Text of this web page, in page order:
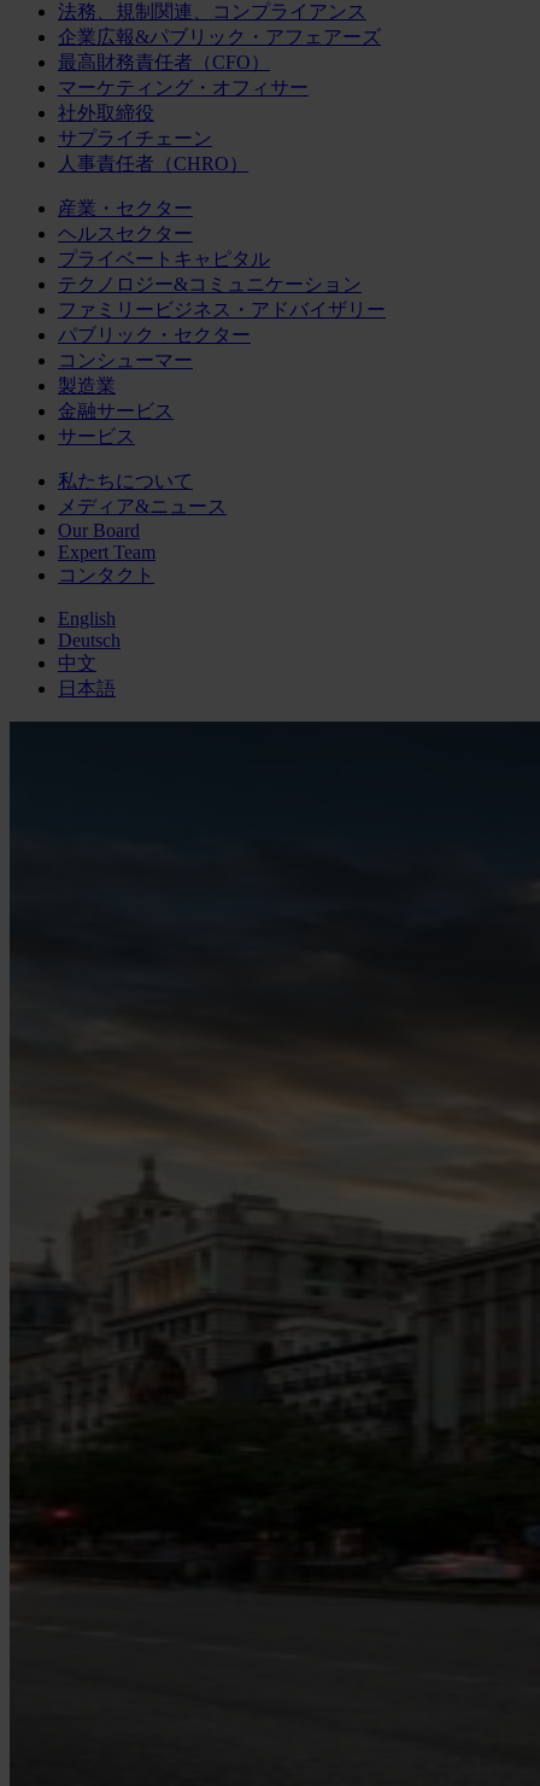
法務、規制関連、コンプライアンス
企業広報&パブリック・アフェアーズ
最高財務責任者（CFO）
マーケティング・オフィサー
社外取締役
サプライチェーン
人事責任者（CHRO）
産業・セクター
ヘルスセクター
プライベートキャピタル
テクノロジー&コミュニケーション
ファミリービジネス・アドバイザリー
パブリック・セクター
コンシューマー
製造業
金融サービス
サービス
私たちについて
メディア&ニュース
Our Board
Expert Team
コンタクト
English
Deutsch
中文
日本語